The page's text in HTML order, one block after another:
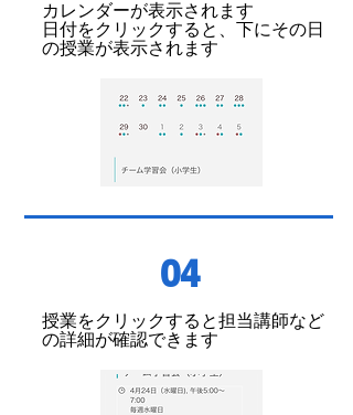
カレンダーが表示されます
​日付をクリックすると、下にその日
の授業が表示されます
04
授業をクリックすると担当講師など
の詳細が確認できます